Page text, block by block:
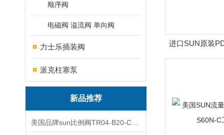
顺序阀
电磁阀 溢流阀 单向阀
力士乐插装阀
派克柱塞泵
新品推荐
进口SUN原装
衡阀